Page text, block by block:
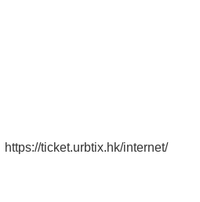
https://ticket.urbtix.hk/internet/